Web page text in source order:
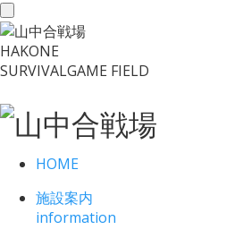
toggle
navigation
HAKONE
SURVIVALGAME FIELD
HOME
施設案内
information